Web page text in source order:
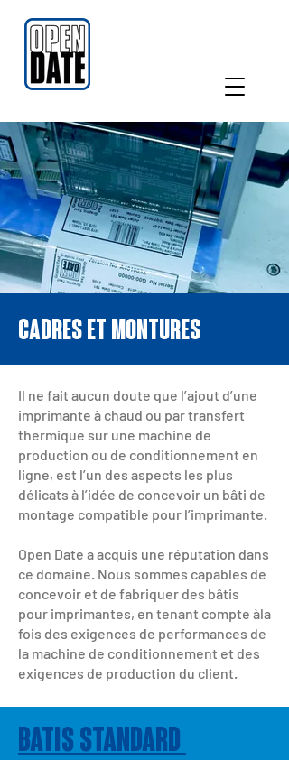
CADRES ET MONTURES
Il ne fait aucun doute que l’ajout d’une
imprimante à chaud ou par transfert
thermique sur une machine de
production ou de conditionnement en
ligne, est l’un des aspects les plus
délicats à l’idée de concevoir un bâti de
montage compatible pour l’imprimante.
Open Date a acquis une réputation dans
ce domaine. Nous sommes capables de
concevoir et de fabriquer des bâtis
pour imprimantes, en tenant compte àla
fois des exigences de performances de
la machine de conditionnement et des
exigences de production du client.
BATIS STANDARD